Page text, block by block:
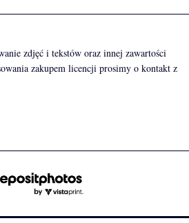
zdjęć i tekstów oraz innej zawartości
zakupem licencji prosimy o kontakt z